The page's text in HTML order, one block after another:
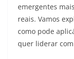
emergentes
reais. Vamos
como pode
quer liderar